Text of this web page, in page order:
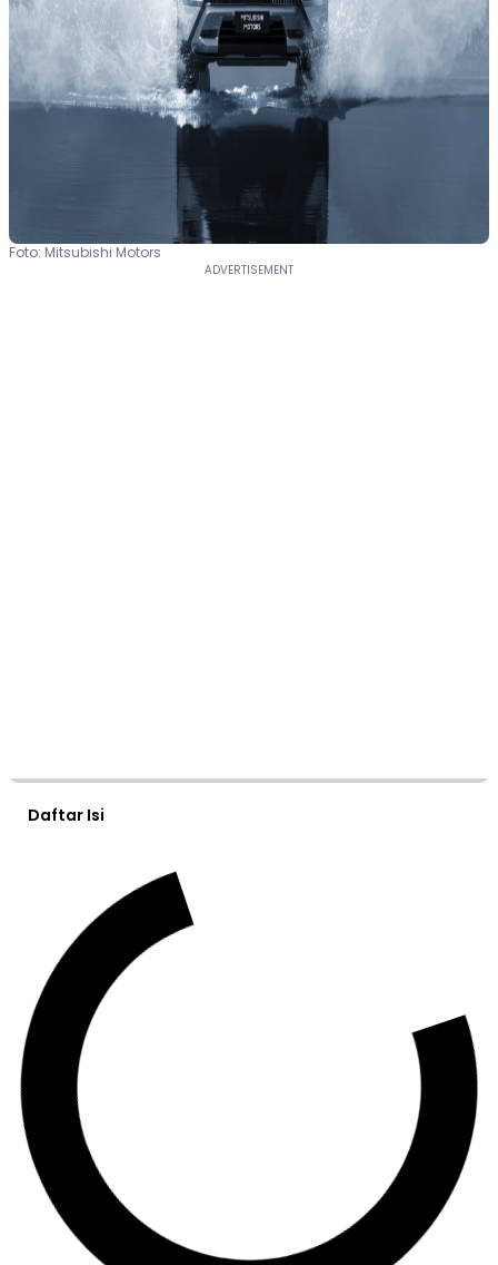
Foto: Mitsubishi Motors
Daftar Isi